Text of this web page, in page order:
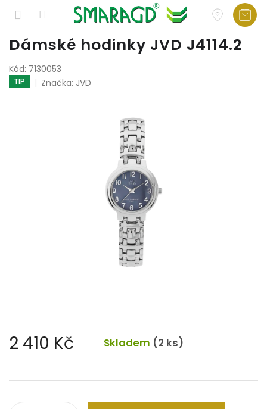
Přejít
obsah
Dámské hodinky JVD J4114.2
Kód: 7130053
TIP Značka: JVD
2 410 Kč Skladem (2 ks)